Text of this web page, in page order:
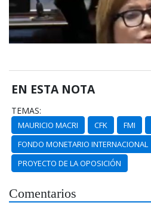
EN ESTA NOTA
TEMAS:
MAURICIO MACRI CFK FMI
FONDO MONETARIO INTERNACIONAL
PROYECTO DE LA OPOSICIÓN
Comentarios